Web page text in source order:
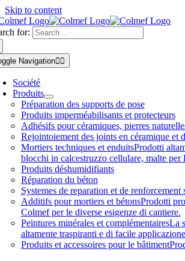
Skip to content
for:
Navigation
Société
Produits
Préparation des supports de pose
Produits imperméabilisants et protecteurs
Adhésifs pour céramiques, pierres
Rejointoiement des joints en céramique et
Mortiers techniques et enduitsProdotti
blocchi in calcestruzzo cellulare, malte
Produits déshumidifiants
Réparation du béton
Systemes de reparation et de renforcement
Additifs pour mortiers et bétonsProdotti
Colmef per le diverse esigenze di cantiere.
Peintures minérales et complémentairesLa
altamente traspiranti e di facile
Produits et accessoires pour le bâtiment